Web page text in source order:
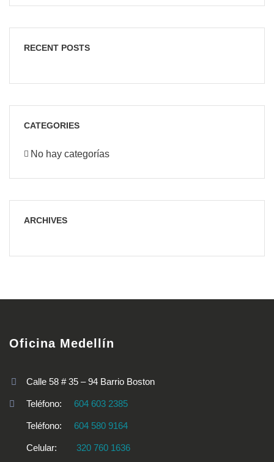
RECENT POSTS
CATEGORIES
No hay categorías
ARCHIVES
Oficina Medellín
Calle 58 # 35 – 94 Barrio Boston
Teléfono: 604 603 2385
Teléfono: 604 580 9164
Celular: 320 760 1636